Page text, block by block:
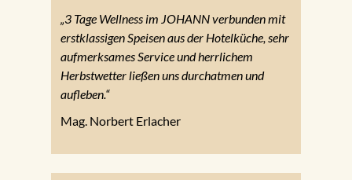
„3 Tage Wellness im JOHANN verbunden mit
erstklassigen Speisen aus der Hotelküche, sehr
aufmerksames Service und herrlichem
Herbstwetter ließen uns durchatmen und
aufleben.“
Mag. Norbert Erlacher